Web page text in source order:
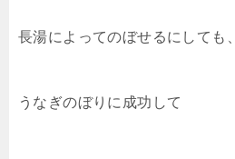
長湯によってのぼせるにしても、
うなぎのぼりに成功して